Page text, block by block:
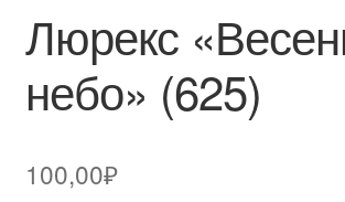
Люрекс
небо» (625)
100,00₽